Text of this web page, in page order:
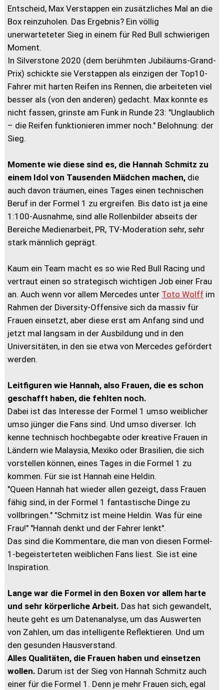
Entscheid, Max Verstappen ein zusätzliches Mal an die
Box reinzuholen. Das Ergebnis? Ein völlig
unerwarteteter Sieg in einem für Red Bull schwierigen
Moment.
In Silverstone 2020 (dem berühmten Jubiläums-Grand-
Prix) schickte sie Verstappen als einzigen der Top10-
Fahrer mit harten Reifen ins Rennen, die arbeiteten viel
besser als (von den anderen) gedacht. Max konnte es
nicht fassen, grinste am Funk in Runde 23: "Unglaublich
– die Reifen funktionieren immer noch." Belohnung: der
Sieg.
Momente wie diese sind es, die Hannah Schmitz zu
einem Idol von Tausenden Mädchen machen, die
auch davon träumen, eines Tages einen technischen
Beruf in der Formel 1 zu ergreifen. Bis dato ist ja eine
1:100-Ausnahme, sind alle Rollenbilder abseits der
Bereiche Medienarbeit, PR, TV-Moderation sehr, sehr
stark männlich geprägt.
Kaum ein Team macht es so wie Red Bull Racing und
vertraut einen so strategisch wichtigen Job einer Frau
an. Auch wenn vor allem Mercedes unter Toto Wolff im
Rahmen der Diversity-Offensive sich da massiv für
Frauen einsetzt, aber diese erst am Anfang sind und
jetzt mal langsam in der Ausbildung und in den
Universitäten, in den sie etwa von Mercedes gefördert
werden.
Leitfiguren wie Hannah, also Frauen, die es schon
geschafft haben, die fehlten noch.
Dabei ist das Interesse der Formel 1 umso weiblicher
umso jünger die Fans sind. Und umso diverser. Ich
kenne technisch hochbegabte oder kreative Frauen in
Ländern wie Malaysia, Mexiko oder Brasilien, die sich
vorstellen können, eines Tages in die Formel 1 zu
kommen. Für sie ist Hannah eine Heldin.
"Queen Hannah hat wieder allen gezeigt, dass Frauen
fähig sind, in der Formel 1 fantastische Dinge zu
vollbringen." "Schmitz ist meine Heldin. Was für eine
Frau!" "Hannah denkt und der Fahrer lenkt".
Das sind die Kommentare, die man von diesen Formel-
1-begeisterteten weiblichen Fans liest. Sie ist eine
Inspiration.
Lange war die Formel in den Boxen vor allem harte
und sehr körperliche Arbeit. Das hat sich gewandelt,
heute geht es um Datenanalyse, um das Auswerten
von Zahlen, um das intelligente Reflektieren. Und um
den gesunden Hausverstand.
Alles Qualitäten, die Frauen haben und einsetzen
wollen. Darum ist der Sieg von Hannah Schmitz auch
einer für die Formel 1. Denn je mehr Frauen sich, egal